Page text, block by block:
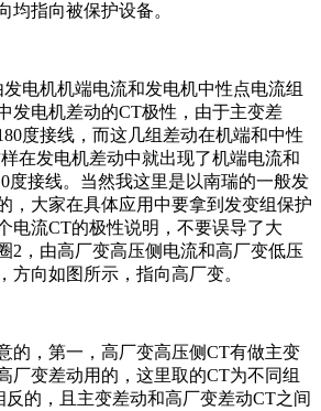
均指向被保护设备。
电机机端电流和发电机中性点电流组
发电机差动的CT极性，由于主变差
度接线，而这几组差动在机端和中性
在发电机差动中就出现了机端电流和
度接线。当然我这里是以南瑞的一般发
，大家在具体应用中要拿到发变组保护
电流CT的极性说明，不要误导了大
2，由高厂变高压侧电流和高厂变低压
方向如图所示，指向高厂变。
的，第一，高厂变高压侧CT有做主变
厂变差动用的，这里取的CT为不同组
的，且主变差动和高厂变差动CT之间